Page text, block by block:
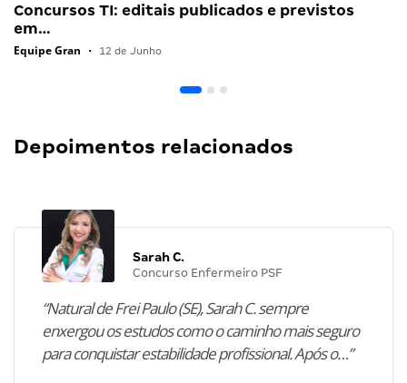
Concursos TI: editais publicados e previstos
em…
Equipe Gran • 12 de Junho
Depoimentos relacionados
Sarah C.
Concurso Enfermeiro PSF
“Natural de Frei Paulo (SE), Sarah C. sempre
enxergou os estudos como o caminho mais seguro
para conquistar estabilidade profissional. Após o…”